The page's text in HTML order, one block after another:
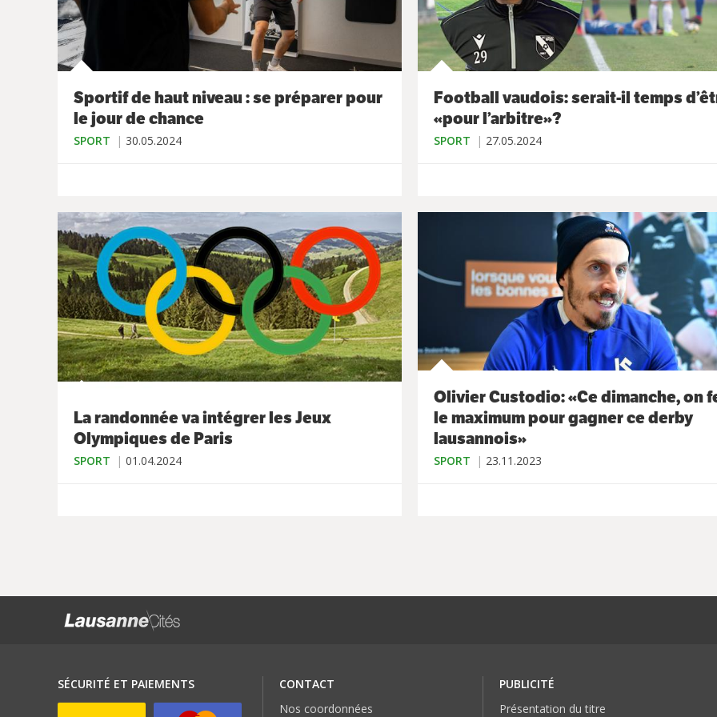
Sportif de haut niveau : se préparer pour
le jour de chance
SPORT 30.05.2024
Football vaudois: serait-il temps
«pour l’arbitre»?
SPORT 27.05.2024
La randonnée va intégrer les Jeux
Olympiques de Paris
SPORT 01.04.2024
Olivier Custodio: «Ce dimanche, on
le maximum pour gagner ce derby
lausannois»
SPORT 23.11.2023
SÉCURITÉ ET PAIEMENTS
CONTACT
Nos coordonnées
PUBLICITÉ
Présentation du titre